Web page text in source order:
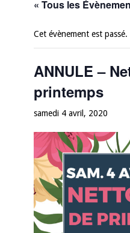
« Tous les
Cet évènement est passé.
ANNULE –
printemps
samedi 4 avril, 2020